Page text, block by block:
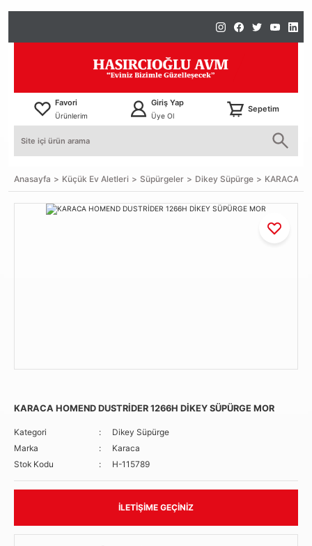
Favori
Ürünlerim
Giriş Yap
Üye Ol
Sepetim
Anasayfa Küçük Ev Aletleri Süpürgeler Dikey Süpürge KARACA
KARACA HOMEND DUSTRİDER 1266H DİKEY SÜPÜRGE MOR
Kategori
Dikey Süpürge
Marka
Karaca
Stok Kodu
H-115789
İLETIŞIME GEÇINIZ